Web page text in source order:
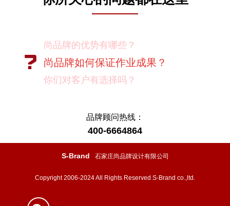
尚品牌的优势有哪些？
尚品牌如何保证作业成果？
你们对客户有选择吗？
有没有案例资料？
项目启动之前您需要给我们提供什么资
怎样保证项目进度按时完成？
品牌顾问热线：
400-6664864
S-Brand 石家庄尚品牌设计有限公司
Copyright 2006-2024 All Rights Reserved S-Brand co.,ltd.